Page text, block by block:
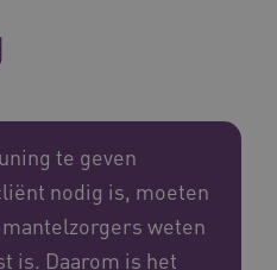
te geven
nodig is, moeten
weten
is. Daarom is het